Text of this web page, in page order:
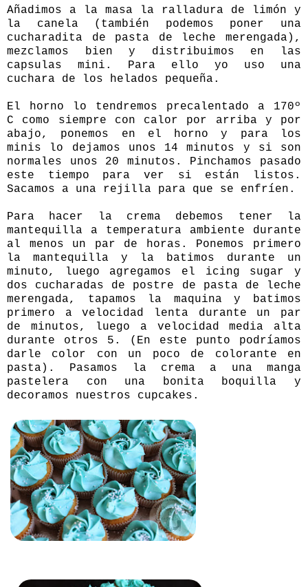
Añadimos a la masa la ralladura de limón y
la canela (también podemos poner una
cucharadita de pasta de leche merengada),
mezclamos bien y distribuimos en las
capsulas mini. Para ello yo uso una
cuchara de los helados pequeña.
El horno lo tendremos precalentado a 170º
C como siempre con calor por arriba y por
abajo, ponemos en el horno y para los
minis lo dejamos unos 14 minutos y si son
normales unos 20 minutos. Pinchamos pasado
este tiempo para ver si están listos.
Sacamos a una rejilla para que se enfríen.
Para hacer la crema debemos tener la
mantequilla a temperatura ambiente durante
al menos un par de horas. Ponemos primero
la mantequilla y la batimos durante un
minuto, luego agregamos el icing sugar y
dos cucharadas de postre de pasta de leche
merengada, tapamos la maquina y batimos
primero a velocidad lenta durante un par
de minutos, luego a velocidad media alta
durante otros 5. (En este punto podríamos
darle color con un poco de colorante en
pasta). Pasamos la crema a una manga
pastelera con una bonita boquilla y
decoramos nuestros cupcakes.